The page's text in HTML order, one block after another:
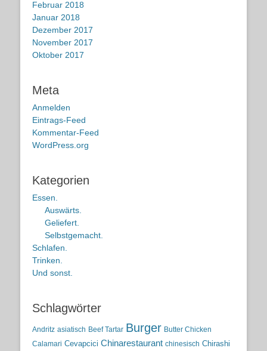
Februar 2018
Januar 2018
Dezember 2017
November 2017
Oktober 2017
Meta
Anmelden
Eintrags-Feed
Kommentar-Feed
WordPress.org
Kategorien
Essen.
Auswärts.
Geliefert.
Selbstgemacht.
Schlafen.
Trinken.
Und sonst.
Schlagwörter
Andritz asiatisch Beef Tartar Burger Butter Chicken
Calamari Cevapcici Chinarestaurant chinesisch Chirashi